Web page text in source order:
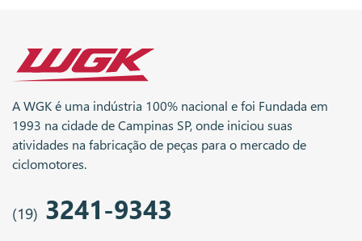
A WGK é uma indústria 100% nacional e foi Fundada em
1993 na cidade de Campinas SP, onde iniciou suas
atividades na fabricação de peças para o mercado de
ciclomotores.
(19) 3241-9343